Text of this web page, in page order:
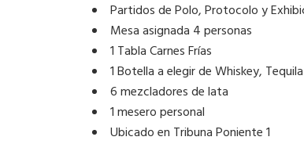
Partidos de Polo, Protocolo y
Mesa asignada 4 personas
1 Tabla Carnes Frías
1 Botella a elegir de Whiskey,
6 mezcladores de lata
1 mesero personal
Ubicado en Tribuna Poniente 1